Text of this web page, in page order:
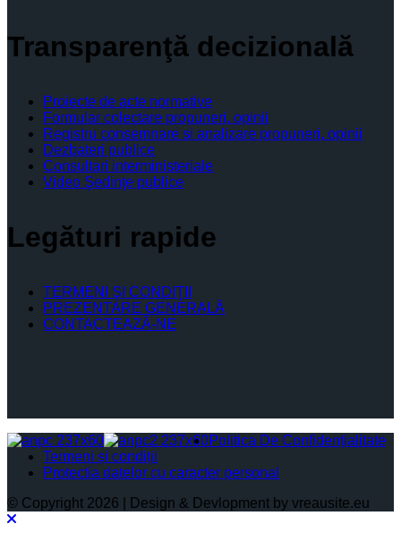
Transparenţă decizională
Proiecte de acte normative
Formular colectare propuneri, opinii
Registru consemnare si analizare propuneri, opinii
Dezbateri publice
Consultari interministeriale
Video Şedinţe publice
Legături rapide
TERMENI ŞI CONDIŢII
PREZENTARE GENERALĂ
CONTACTEAZĂ-NE
Politica De Confidențialitate
Termeni și condiții
Protectia datelor cu caracter personal
© Copyright 2026 | Design & Devlopment by vreausite.eu